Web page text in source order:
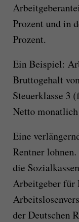
Prozent und in
Prozent.
Ein Beispiel:
Bruttogehalt
Steuerklasse 3
Netto
Eine
Rentner
die
Arbeitgeber für
der Deutschen